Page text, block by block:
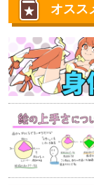
オスス